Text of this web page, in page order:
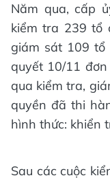
Năm qua, cấp
kiểm tra 239 tổ
giám sát 109 tổ
quyết 10/11
qua kiểm tra,
quyền đã thi
hình thức: khiển
Sau các cuộc